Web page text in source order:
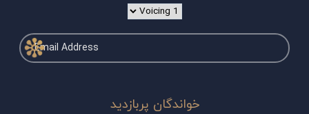
خواندگان پربازدید